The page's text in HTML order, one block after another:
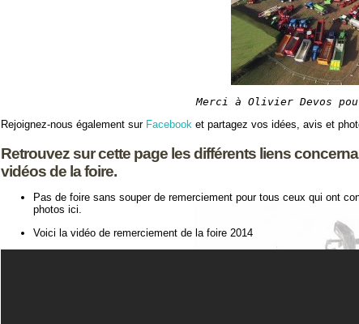
Merci à Olivier Devos
Rejoignez-nous également sur Facebook et partagez vos idées, avis et
Retrouvez sur cette page les différents liens
vidéos de la foire.
Pas de foire sans souper de remerciement pour tous ceux qui ont
photos ici.
Voici la vidéo de remerciement de la foire 2014